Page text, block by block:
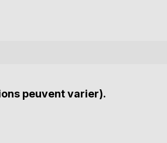
peuvent varier).